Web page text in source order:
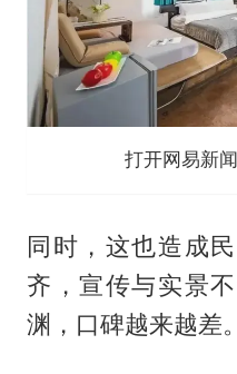
打开网易新
同时，这也造成
齐，宣传与实景
渊，口碑越来越差。